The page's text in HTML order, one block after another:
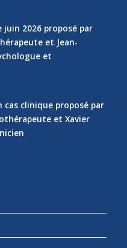
juin 2026 proposé par
et Jean-
et
cas clinique proposé par
et Xavier